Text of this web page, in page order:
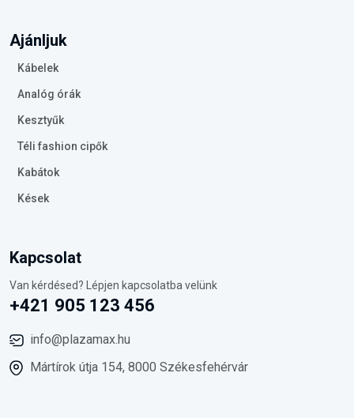
Ajánljuk
Kábelek
Analóg órák
Kesztyűk
Téli fashion cipők
Kabátok
Kések
Kapcsolat
Van kérdésed? Lépjen kapcsolatba velünk
+421 905 123 456
info@plazamax.hu
Mártírok útja 154, 8000 Székesfehérvár